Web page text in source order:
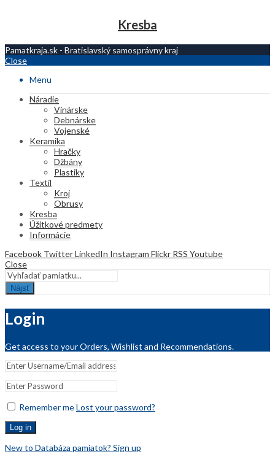
Kresba
Pamatkraja.sk - Bratislavský samosprávny kraj
Close
Menu
Náradie
Vinárske
Debnárske
Vojenské
Keramika
Hračky
Džbány
Plastiky
Textil
Kroj
Obrusy
Kresba
Úžitkové predmety
Informácie
Facebook TwitterLinkedIn Instagram Flickr RSS Youtube
Close
Nájsť
Login
Get access to your Orders, Wishlist and Recommendations.
Remember meLost your password?
Log in
New to Databáza pamiatok? Sign up